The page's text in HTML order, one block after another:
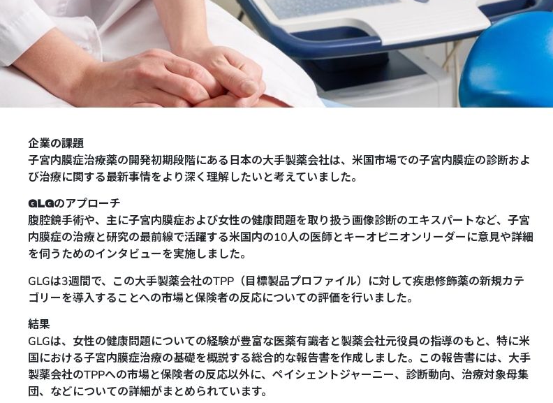
企業の課題
子宮内膜症治療薬の開発初期段階にある日本の大手製薬会社は、米国市場での子宮内膜症の診断およ
び治療に関する最新事情をより深く理解したいと考えていました。
GLGのアプローチ
腹腔鏡手術や、主に子宮内膜症および女性の健康問題を取り扱う画像診断のエキスパートなど、子宮
内膜症の治療と研究の最前線で活躍する米国内の10人の医師とキーオピニオンリーダーに意見や詳細
を伺うためのインタビューを実施しました。
GLGは3週間で、この大手製薬会社のTPP（目標製品プロファイル）に対して疾患修飾薬の新規カテ
ゴリーを導入することへの市場と保険者の反応についての評価を行いました。
結果
GLGは、女性の健康問題についての経験が豊富な医薬有識者と製薬会社元役員の指導のもと、特に米
国における子宮内膜症治療の基礎を概説する総合的な報告書を作成しました。この報告書には、大手
製薬会社のTPPへの市場と保険者の反応以外に、ペイシェントジャーニー、診断動向、治療対象母集
団、などについての詳細がまとめられています。